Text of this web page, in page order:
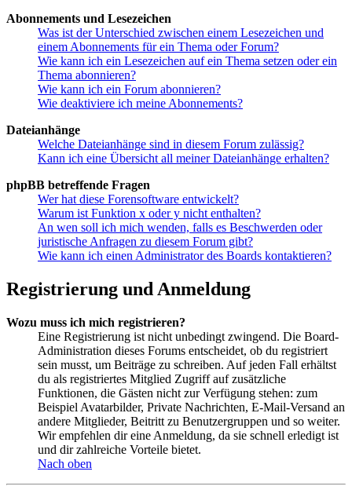
Abonnements und Lesezeichen
Was ist der Unterschied zwischen einem Lesezeichen und
einem Abonnements für ein Thema oder Forum?
Wie kann ich ein Lesezeichen auf ein Thema setzen oder ein
Thema abonnieren?
Wie kann ich ein Forum abonnieren?
Wie deaktiviere ich meine Abonnements?
Dateianhänge
Welche Dateianhänge sind in diesem Forum zulässig?
Kann ich eine Übersicht all meiner Dateianhänge erhalten?
phpBB betreffende Fragen
Wer hat diese Forensoftware entwickelt?
Warum ist Funktion x oder y nicht enthalten?
An wen soll ich mich wenden, falls es Beschwerden oder
juristische Anfragen zu diesem Forum gibt?
Wie kann ich einen Administrator des Boards kontaktieren?
Registrierung und Anmeldung
Wozu muss ich mich registrieren?
Eine Registrierung ist nicht unbedingt zwingend. Die Board-
Administration dieses Forums entscheidet, ob du registriert
sein musst, um Beiträge zu schreiben. Auf jeden Fall erhältst
du als registriertes Mitglied Zugriff auf zusätzliche
Funktionen, die Gästen nicht zur Verfügung stehen: zum
Beispiel Avatarbilder, Private Nachrichten, E-Mail-Versand an
andere Mitglieder, Beitritt zu Benutzergruppen und so weiter.
Wir empfehlen dir eine Anmeldung, da sie schnell erledigt ist
und dir zahlreiche Vorteile bietet.
Nach oben